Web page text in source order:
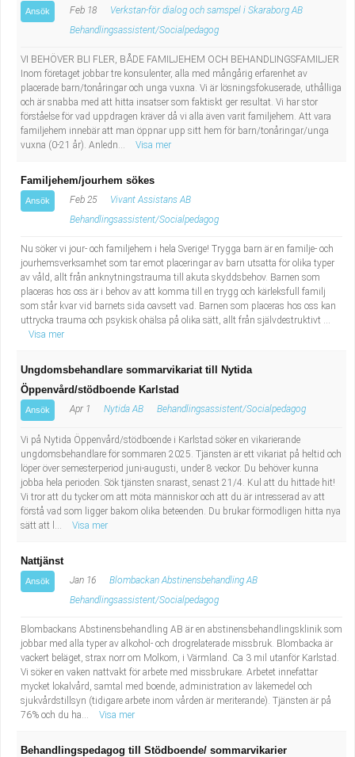
Ansök Feb 18
Verkstan-för dialog och samspel i Skaraborg AB
Behandlingsassistent/Socialpedagog
VI BEHÖVER BLI FLER, BÅDE FAMILJEHEM OCH BEHANDLINGSFAMILJER
Inom företaget jobbar tre konsulenter, alla med mångårig erfarenhet av
placerade barn/tonåringar och unga vuxna. Vi är lösningsfokuserade, uthålliga
och är snabba med att hitta insatser som faktiskt ger resultat. Vi har stor
förståelse för vad uppdragen kräver då vi alla även varit familjehem. Att vara
familjehem innebär att man öppnar upp sitt hem för barn/tonåringar/unga
vuxna (0-21 år). Anledn...
Visa mer
Familjehem/jourhem sökes
Ansök Feb 25
Vivant Assistans AB
Behandlingsassistent/Socialpedagog
Nu söker vi jour- och familjehem i hela Sverige! Trygga barn är en familje- och
jourhemsverksamhet som tar emot placeringar av barn utsatta för olika typer
av våld, allt från anknytningstrauma till akuta skyddsbehov. Barnen som
placeras hos oss är i behov av att komma till en trygg och kärleksfull familj
som står kvar vid barnets sida oavsett vad. Barnen som placeras hos oss kan
uttrycka trauma och psykisk ohälsa på olika sätt, allt från självdestruktivt ...
Visa mer
Ungdomsbehandlare sommarvikariat till Nytida
Öppenvård/stödboende Karlstad
Ansök Apr 1 Nytida AB Behandlingsassistent/Socialpedagog
Vi på Nytida Öppenvård/stödboende i Karlstad söker en vikarierande
ungdomsbehandlare för sommaren 2025. Tjänsten är ett vikariat på heltid och
löper över semesterperiod juni-augusti, under 8 veckor. Du behöver kunna
jobba hela perioden. Sök tjänsten snarast, senast 21/4. Kul att du hittade hit!
Vi tror att du tycker om att möta människor och att du är intresserad av att
förstå vad som ligger bakom olika beteenden. Du brukar förmodligen hitta nya
sätt att l...
Visa mer
Nattjänst
Ansök Jan 16
Blombackan Abstinensbehandling AB
Behandlingsassistent/Socialpedagog
Blombackans Abstinensbehandling AB är en abstinensbehandlingsklinik som
jobbar med alla typer av alkohol- och drogrelaterade missbruk. Blombacka är
vackert beläget, strax norr om Molkom, i Värmland. Ca 3 mil utanför Karlstad.
Vi söker en vaken nattvakt för arbete med missbrukare. Arbetet innefattar
mycket lokalvård, samtal med boende, administration av läkemedel och
sjukvårdstillsyn (tidigare arbete inom vården är meriterande). Tjänsten är på
76% och du ha...
Visa mer
Behandlingspedagog till Stödboende/ sommarvikarier